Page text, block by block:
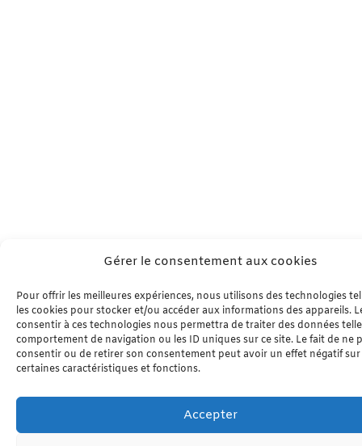
Gérer le consentement aux cookies
Pour offrir les meilleures expériences, nous utilisons des technologies
les cookies pour stocker et/ou accéder aux informations des appareils.
consentir à ces technologies nous permettra de traiter des données
comportement de navigation ou les ID uniques sur ce site. Le fait de ne
consentir ou de retirer son consentement peut avoir un effet négatif sur
certaines caractéristiques et fonctions.
Accepter